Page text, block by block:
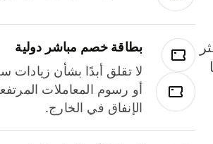
بطاقة خصم مباشر دولية
لا تقلق أبدًا بشأن
أو رسوم المعاملات
الإنفاق في الخارج.